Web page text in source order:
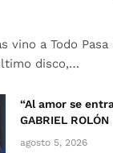
vino a Todo
disco,…
“Al amor se
GABRIEL ROLÓN
agosto 5, 2026